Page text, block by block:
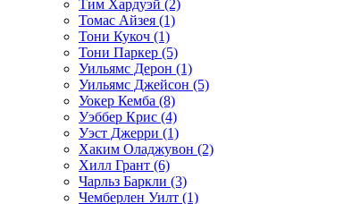
Тим Хардуэй (2)
Томас Айзея (1)
Тони Кукоч (1)
Тони Паркер (5)
Уильямс Дерон (1)
Уильямс Джейсон (5)
Уокер Кемба (8)
Уэббер Крис (4)
Уэст Джерри (1)
Хаким Оладжувон (2)
Хилл Грант (6)
Чарльз Баркли (3)
Чемберлен Уилт (1)